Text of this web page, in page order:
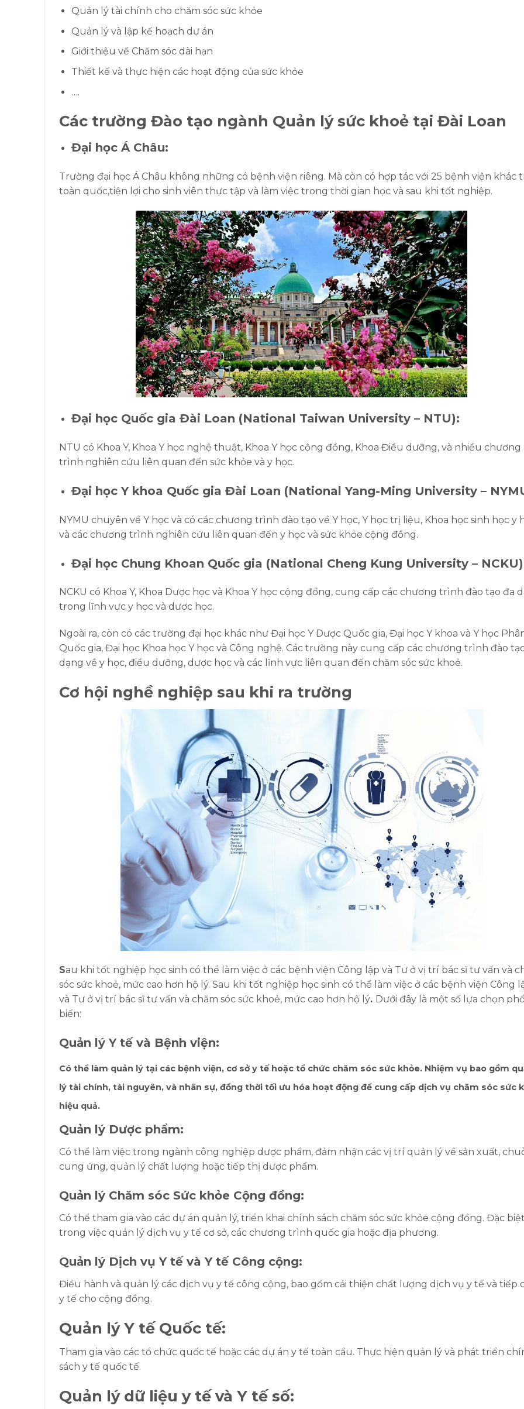
Quản lý tài chính cho chăm sóc sức khỏe
Quản lý và lập kế hoạch dự án
Giới thiệu về Chăm sóc dài hạn
Thiết kế và thực hiện các hoạt động của sức khỏe
….
Các trường Đào tạo ngành Quản lý sức khoẻ tại Đài Loan
Đại học Á Châu:
Trường đại học Á Châu không những có bệnh viện riêng. Mà còn có hợp tác với 25 bệnh viện khác
toàn quốc,tiện lợi cho sinh viên thực tập và làm việc trong thời gian học và sau khi tốt nghiệp.
Đại học Quốc gia Đài Loan (National Taiwan University – NTU):
NTU có Khoa Y, Khoa Y học nghệ thuật, Khoa Y học cộng đồng, Khoa Điều dưỡng, và nhiều chương
trình nghiên cứu liên quan đến sức khỏe và y học.
Đại học Y khoa Quốc gia Đài Loan (National Yang-Ming University –
NYMU chuyên về Y học và có các chương trình đào tạo về Y học, Y học trị liệu, Khoa học sinh học y
và các chương trình nghiên cứu liên quan đến y học và sức khỏe cộng đồng.
Đại học Chung Khoan Quốc gia (National Cheng Kung University –
NCKU có Khoa Y, Khoa Dược học và Khoa Y học cộng đồng, cung cấp các chương trình đào tạo đa
trong lĩnh vực y học và dược học.
Ngoài ra, còn có các trường đại học khác như Đại học Y Dược Quốc gia, Đại học Y khoa và Y học
Quốc gia, Đại học Khoa học Y học và Công nghệ. Các trường này cung cấp các chương trình đào
dạng về y học, điều dưỡng, dược học và các lĩnh vực liên quan đến chăm sóc sức khoẻ.
Cơ hội nghề nghiệp sau khi ra trường
Sau khi tốt nghiệp học sinh có thể làm việc ở các bệnh viện Công lập và Tư ở vị trí bác sĩ tư vấn và
sóc sức khoẻ, mức cao hơn hộ lý. Sau khi tốt nghiệp học sinh có thể làm việc ở các bệnh viện Công
và Tư ở vị trí bác sĩ tư vấn và chăm sóc sức khoẻ, mức cao hơn hộ lý. Dưới đây là một số lựa chọn
biến:
Quản lý Y tế và Bệnh viện:
Có thể làm quản lý tại các bệnh viện, cơ sở y tế hoặc tổ chức chăm sóc sức khỏe. Nhiệm vụ bao gồm
lý tài chính, tài nguyên, và nhân sự, đồng thời tối ưu hóa hoạt động để cung cấp dịch vụ chăm sóc sức
hiệu quả.
Quản lý Dược phẩm:
Có thể làm việc trong ngành công nghiệp dược phẩm, đảm nhận các vị trí quản lý về sản xuất,
cung ứng, quản lý chất lượng hoặc tiếp thị dược phẩm.
Quản lý Chăm sóc Sức khỏe Cộng đồng:
Có thể tham gia vào các dự án quản lý, triển khai chính sách chăm sóc sức khỏe cộng đồng. Đặc
trong việc quản lý dịch vụ y tế cơ sở, các chương trình quốc gia hoặc địa phương.
Quản lý Dịch vụ Y tế và Y tế Công cộng:
Điều hành và quản lý các dịch vụ y tế công cộng, bao gồm cải thiện chất lượng dịch vụ y tế và tiếp
y tế cho cộng đồng.
Quản lý Y tế Quốc tế:
Tham gia vào các tổ chức quốc tế hoặc các dự án y tế toàn cầu. Thực hiện quản lý và phát triển
sách y tế quốc tế.
Quản lý dữ liệu y tế và Y tế số: